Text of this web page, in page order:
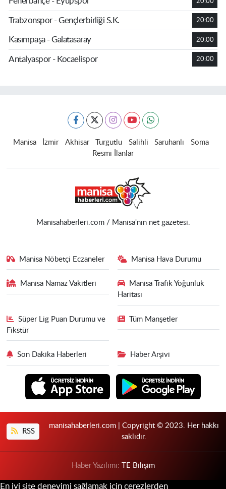
Trabzonspor - Gençlerbirliği S.K. 20:00
Kasımpaşa - Galatasaray 20:00
Antalyaspor - Kocaelispor 20:00
Manisa İzmir Akhisar Turgutlu Salihli Saruhanlı
Soma
Resmi İlanlar
Manisahaberleri.com / Manisa'nın net gazetesi.
Manisa Nöbetçi Eczaneler Manisa Hava Durumu
Manisa Namaz Vakitleri
Manisa Trafik Yoğunluk
Haritası
Süper Lig Puan Durumu ve
Fikstür
Tüm Manşetler
Son Dakika Haberleri Haber Arşivi
RSS
manisahaberleri.com | Copyright © 2023. Her hakkı
saklıdır.
Haber Yazılımı: TE Bilişim
En iyi site deneyimi sağlamak için çerezlerden